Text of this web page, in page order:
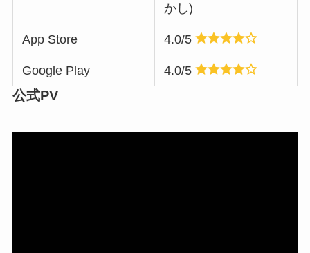
かし)
App Store 4.0/5
Google Play 4.0/5
公式PV